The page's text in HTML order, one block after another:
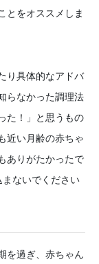
とをオススメしま
り具体的なアドバ
らなかった調理法
た！」と思うもの
近い月齢の赤ちゃ
ありがたかったで
ないでください
を過ぎ、赤ちゃん